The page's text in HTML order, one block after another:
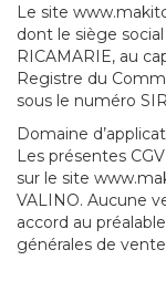
Le site
dont le siège
RICAMARIE, au
Registre du
sous le numéro
Domaine
Les présentes
sur le site
VALINO. Aucune
accord au
générales de